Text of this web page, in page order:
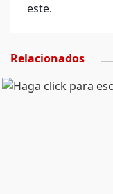
este.
Relacionados